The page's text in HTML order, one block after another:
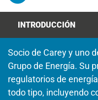
Socio de Carey y uno
Grupo de Energía. Su
regulatorios de
todo tipo, incluyendo